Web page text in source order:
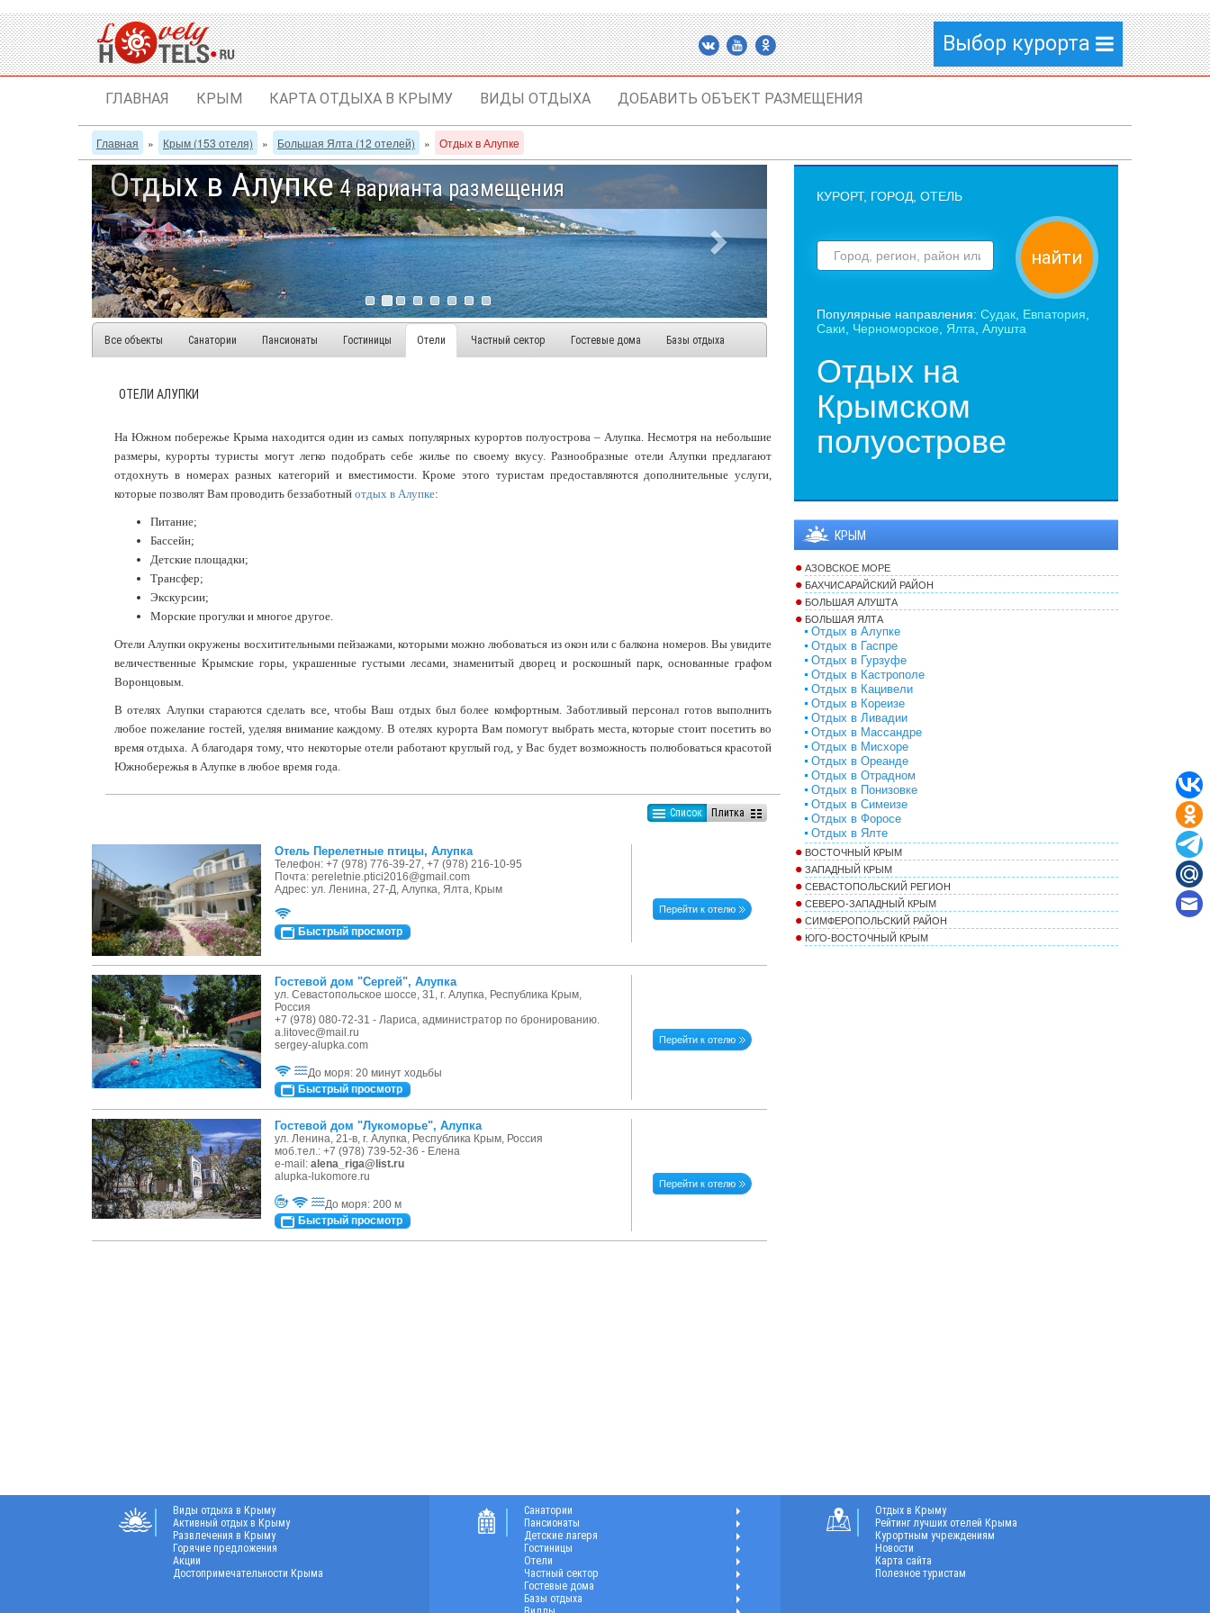
Выбор курорта
ГЛАВНАЯ КРЫМ КАРТА ОТДЫХА В КРЫМУ ВИДЫ ОТДЫХА ДОБАВИТЬ ОБЪЕКТ РАЗМЕЩЕНИЯ
Главная » Крым (153 отеля) » Большая Ялта (12 отелей) » Отдых в Алупке
Отдых в Алупке4 варианта размещения
Все объекты Санатории Пансионаты Гостиницы Отели Частный сектор Гостевые дома Базы отдыха
ОТЕЛИ АЛУПКИ
На Южном побережье Крыма находится один из самых популярных курортов полуострова – Алупка. Несмотря на небольшие
размеры, курорты туристы могут легко подобрать себе жилье по своему вкусу. Разнообразные отели Алупки предлагают
отдохнуть в номерах разных категорий и вместимости. Кроме этого туристам предоставляются дополнительные услуги,
которые позволят Вам проводить беззаботный отдых в Алупке:
Питание;
Бассейн;
Детские площадки;
Трансфер;
Экскурсии;
Морские прогулки и многое другое.
Отели Алупки окружены восхитительными пейзажами, которыми можно любоваться из окон или с балкона номеров. Вы увидите
величественные Крымские горы, украшенные густыми лесами, знаменитый дворец и роскошный парк, основанные графом
Воронцовым.
В отелях Алупки стараются сделать все, чтобы Ваш отдых был более комфортным. Заботливый персонал готов выполнить
любое пожелание гостей, уделяя внимание каждому. В отелях курорта Вам помогут выбрать места, которые стоит посетить во
время отдыха. А благодаря тому, что некоторые отели работают круглый год, у Вас будет возможность полюбоваться красотой
Южнобережья в Алупке в любое время года.
Список Плитка
Отель Перелетные птицы, Алупка
Телефон: +7 (978) 776-39-27, +7 (978) 216-10-95
Почта: pereletnie.ptici2016@gmail.com
Адрес: ул. Ленина, 27-Д, Алупка, Ялта, Крым
Быстрый просмотр
Перейти к отелю
Гостевой дом "Сергей", Алупка
ул. Севастопольское шоссе, 31, г. Алупка, Республика Крым,
Россия
+7 (978) 080-72-31 - Лариса, администратор по бронированию.
a.litovec@mail.ru
sergey-alupka.com
До моря: 20 минут ходьбы
Быстрый просмотр
Перейти к отелю
Гостевой дом "Лукоморье", Алупка
ул. Ленина, 21-в, г. Алупка, Республика Крым, Россия
моб.тел.: +7 (978) 739-52-36 - Елена
e-mail: alena_riga@list.ru
alupka-lukomore.ru
До моря: 200 м
Быстрый просмотр
Перейти к отелю
КУРОРТ, ГОРОД, ОТЕЛЬ
найти
Популярные направления: Судак Евпатория
Саки
Черноморское Ялта Алушта
Отдых на
Крымском
полуострове
КРЫМ
АЗОВСКОЕ МОРЕ
БАХЧИСАРАЙСКИЙ РАЙОН
БОЛЬШАЯ АЛУШТА
БОЛЬШАЯ ЯЛТА
Отдых в Алупке
Отдых в Гаспре
Отдых в Гурзуфе
Отдых в Кастрополе
Отдых в Кацивели
Отдых в Кореизе
Отдых в Ливадии
Отдых в Массандре
Отдых в Мисхоре
Отдых в Ореанде
Отдых в Отрадном
Отдых в Понизовке
Отдых в Симеизе
Отдых в Форосе
Отдых в Ялте
ВОСТОЧНЫЙ КРЫМ
ЗАПАДНЫЙ КРЫМ
СЕВАСТОПОЛЬСКИЙ РЕГИОН
СЕВЕРО-ЗАПАДНЫЙ КРЫМ
СИМФЕРОПОЛЬСКИЙ РАЙОН
ЮГО-ВОСТОЧНЫЙ КРЫМ
Виды отдыха в Крыму
Активный отдых в Крыму
Развлечения в Крыму
Горячие предложения
Акции
Достопримечательности Крыма
Санатории
Пансионаты
Детские лагеря
Гостиницы
Отели
Частный сектор
Гостевые дома
Базы отдыха
Отдых в Крыму
Рейтинг лучших отелей Крыма
Курортным учреждениям
Новости
Карта сайта
Полезное туристам